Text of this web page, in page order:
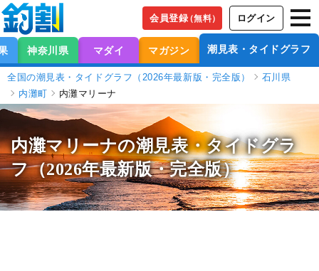
会員登録（無料） ログイン
神奈川県 マダイ マガジン 潮見表・タイドグラフ
全国の潮見表・タイドグラフ（2026年最新版・完全版）
石川県
内灘町
内灘マリーナ
内灘マリーナの潮見表・タイドグラ
フ（2026年最新版・完全版）